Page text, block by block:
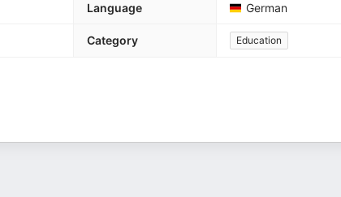
Language German
Category Education